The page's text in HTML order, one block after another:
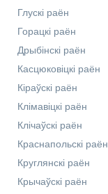
Глускі раён
Горацкі раён
Дрыбінскі раён
Касцюковіцкі раён
Кіраўскі раён
Клімавіцкі раён
Клічаўскі раён
Краснапольскі раён
Круглянскі раён
Крычаўскі раён